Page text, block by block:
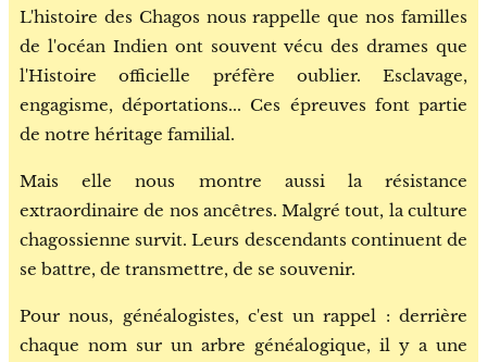
L'histoire des Chagos nous rappelle que nos familles
de l'océan Indien ont souvent vécu des drames que
l'Histoire officielle préfère oublier. Esclavage,
engagisme, déportations... Ces épreuves font partie
de notre héritage familial.
Mais elle nous montre aussi la résistance
extraordinaire de nos ancêtres. Malgré tout, la culture
chagossienne survit. Leurs descendants continuent de
se battre, de transmettre, de se souvenir.
Pour nous, généalogistes, c'est un rappel : derrière
chaque nom sur un arbre généalogique, il y a une